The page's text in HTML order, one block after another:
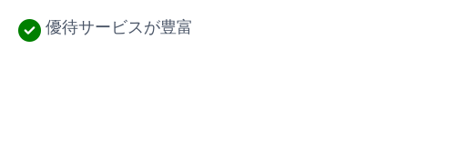
優待サービスが豊富